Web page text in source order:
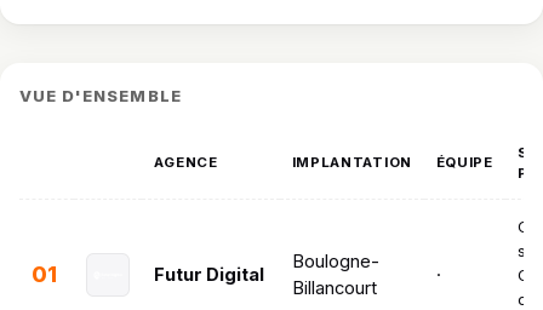
VUE D'ENSEMBLE
AGENCE IMPLANTATION ÉQUIPE
01 Futur Digital
Boulogne-
Billancourt
·